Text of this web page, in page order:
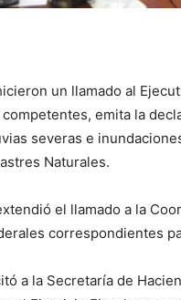
un llamado al
emita la
severas e
Naturales.
el llamado a la
correspondientes
a la Secretaría de